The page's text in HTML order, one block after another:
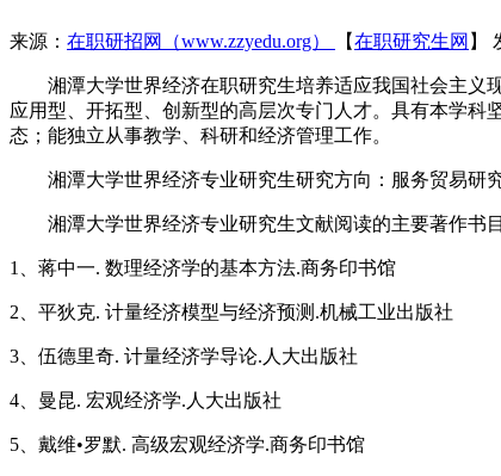
来源： 在职研招网（www.zzyedu.org） 【在职研究生网 】
湘潭大学世界经济在职研究生培养适应我国社会主义现
应用型、开拓型、创新型的高层次专门人才。具有本学
态；能独立从事教学、科研和经济管理工作。
湘潭大学世界经济专业研究生研究方向：服务贸易研究
湘潭大学世界经济专业研究生文献阅读的主要著作书
1、蒋中一. 数理经济学的基本方法.商务印书馆
2、平狄克. 计量经济模型与经济预测.机械工业出版社
3、伍德里奇. 计量经济学导论.人大出版社
4、曼昆. 宏观经济学.人大出版社
5、戴维•罗默. 高级宏观经济学.商务印书馆